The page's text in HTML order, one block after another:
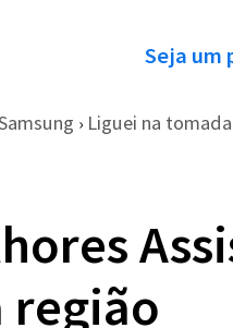
Seja um
› Liguei na
região